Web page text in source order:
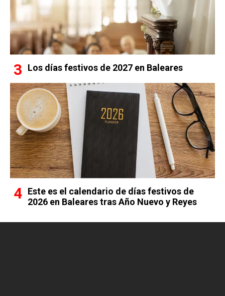
Los días festivos de 2027 en Baleares
Este es el calendario de días festivos de
2026 en Baleares tras Año Nuevo y Reyes